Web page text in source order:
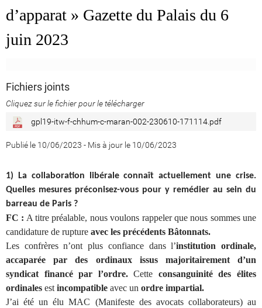
d’apparat » Gazette du Palais du 6
juin 2023
Fichiers joints
Cliquez sur le fichier pour le télécharger
gpl19-itw-f-chhum-c-maran-002-230610-171114.pdf
Publié le 10/06/2023 - Mis à jour le 10/06/2023
1) La collaboration libérale connaît actuellement une crise.
Quelles mesures préconisez-vous pour y remédier au sein du
barreau de Paris ?
FC : A titre préalable, nous voulons rappeler que nous sommes une
candidature de rupture avec les précédents Bâtonnats.
Les confrères n’ont plus confiance dans l’institution ordinale,
accaparée par des ordinaux issus majoritairement d’un
syndicat financé par l’ordre. Cette consanguinité des élites
ordinales est incompatible avec un ordre impartial.
J’ai été un élu MAC (Manifeste des avocats collaborateurs) au